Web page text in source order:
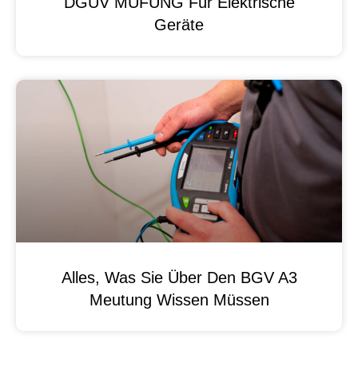
Geräte
Alles, Was Sie Über Den BGV A3
Meutung Wissen Müssen